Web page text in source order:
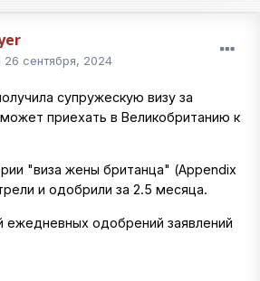
26 сентября, 2024
супружескую визу за
приехать в Великобританию к
"виза жены британца" (Appendix
и одобрили за 2.5 месяца.
ежедневных одобрений заявлений